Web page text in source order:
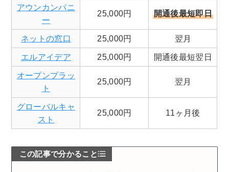
アウンカンパニ
ー
25,000円 開通後最短即日
ネットの窓口 25,000円
翌月
エルアイデア
25,000円
開通後最短翌日
オープンプラッ
ト
25,000円 翌月
グローバルキャ
スト
25,000円 11ヶ月後
この記事で分かること